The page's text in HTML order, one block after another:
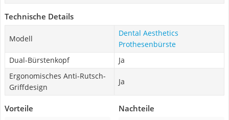
Technische Details
Modell
Dental Aesthetics
Prothesenbürste
Dual-Bürstenkopf
Ja
Ergonomisches Anti-Rutsch-
Griffdesign
Ja
Vorteile Nachteile